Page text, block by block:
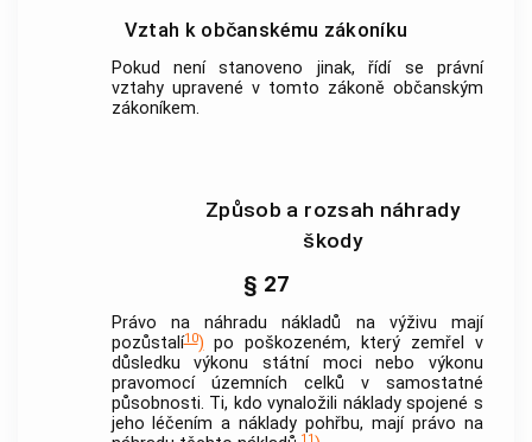
Vztah k občanskému zákoníku
Pokud není stanoveno jinak, řídí se právní
vztahy upravené v tomto zákoně občanským
zákoníkem.
Způsob a rozsah náhrady
škody
§ 27
Právo na náhradu nákladů na výživu mají
pozůstalí10) po poškozeném, který zemřel v
důsledku výkonu státní moci nebo výkonu
pravomocí územních celků v samostatné
působnosti. Ti, kdo vynaložili náklady spojené s
jeho léčením a náklady pohřbu, mají právo na
11